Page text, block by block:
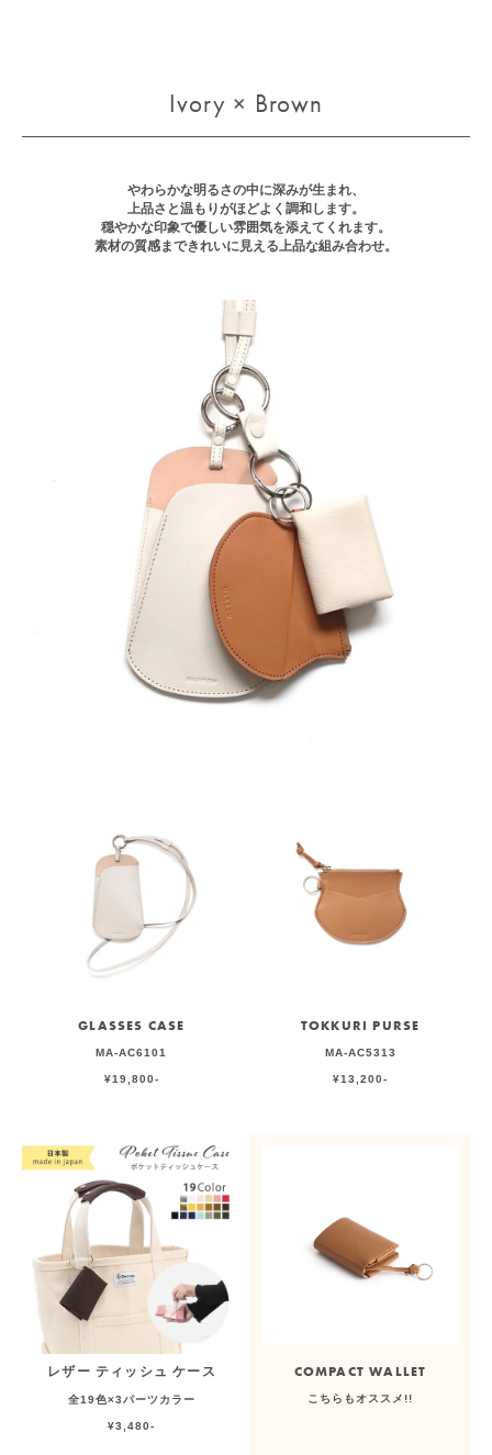
Ivory × Brown
やわらかな明るさの中に深みが生まれ、
上品さと温もりがほどよく調和します。
穏やかな印象で優しい雰囲気を添えてくれます。
素材の質感まできれいに見える上品な組み合わせ。
GLASSES CASE
MA-AC6101
¥19,800-
TOKKURI PURSE
MA-AC5313
¥13,200-
レザー ティッシュ ケース
全19色×3パーツカラー
¥3,480-
COMPACT WALLET
こちらもオススメ!!